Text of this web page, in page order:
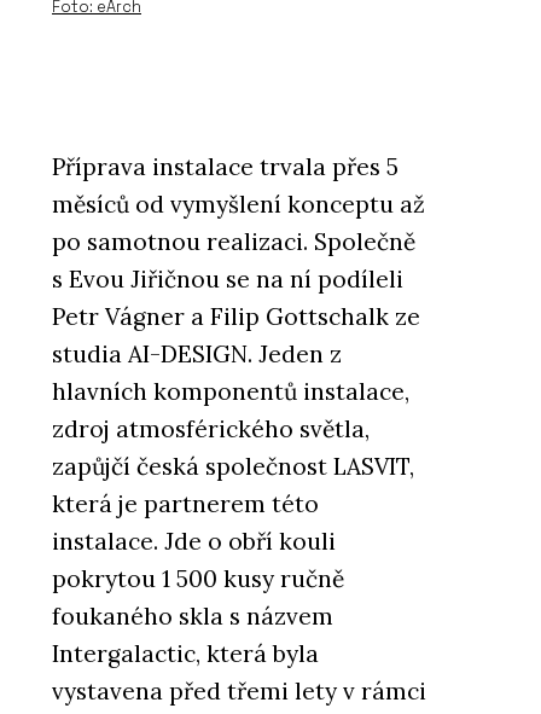
Foto: eArch
Příprava instalace trvala přes 5
měsíců od vymyšlení konceptu až
po samotnou realizaci. Společně
s Evou Jiřičnou se na ní podíleli
Petr Vágner a Filip Gottschalk ze
studia AI-DESIGN. Jeden z
hlavních komponentů instalace,
zdroj atmosférického světla,
zapůjčí česká společnost LASVIT,
která je partnerem této
instalace. Jde o obří kouli
pokrytou 1 500 kusy ručně
foukaného skla s názvem
Intergalactic, která byla
vystavena před třemi lety v rámci